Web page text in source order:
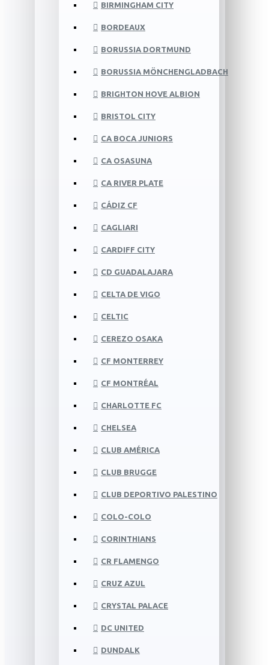
BIRMINGHAM CITY
BORDEAUX
BORUSSIA DORTMUND
BORUSSIA MÖNCHENGLADBACH
BRIGHTON HOVE ALBION
BRISTOL CITY
CA BOCA JUNIORS
CA OSASUNA
CA RIVER PLATE
CÁDIZ CF
CAGLIARI
CARDIFF CITY
CD GUADALAJARA
CELTA DE VIGO
CELTIC
CEREZO OSAKA
CF MONTERREY
CF MONTRÉAL
CHARLOTTE FC
CHELSEA
CLUB AMÉRICA
CLUB BRUGGE
CLUB DEPORTIVO PALESTINO
COLO-COLO
CORINTHIANS
CR FLAMENGO
CRUZ AZUL
CRYSTAL PALACE
DC UNITED
DUNDALK